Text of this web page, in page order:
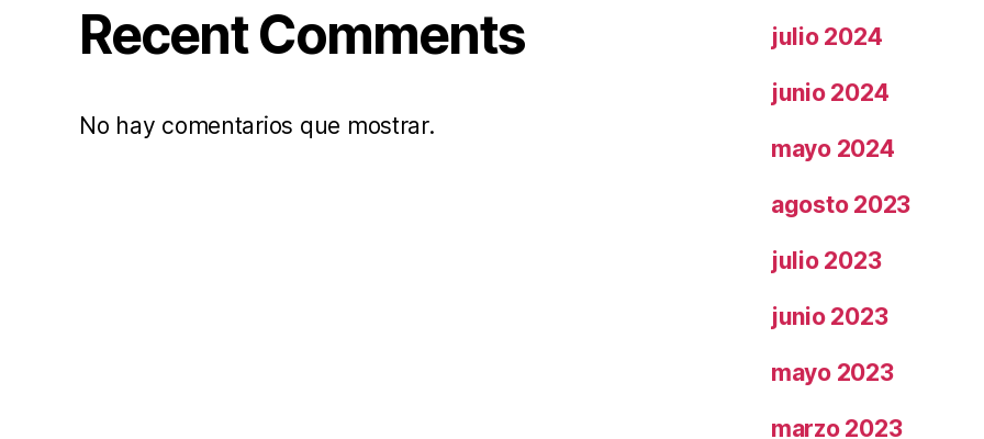
Recent Comments
No hay comentarios que mostrar.
julio 2024
junio 2024
mayo 2024
agosto 2023
julio 2023
junio 2023
mayo 2023
marzo 2023